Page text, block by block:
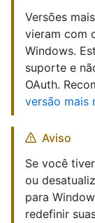
Versões
vieram com
Windows.
suporte e
OAuth.
versão mais
Aviso
Se você
ou
para
redefinir